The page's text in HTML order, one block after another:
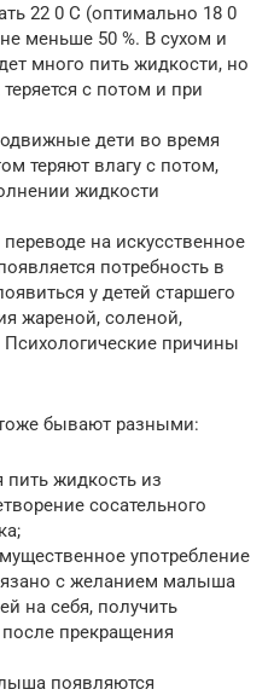
22 0 С (оптимально 18 0
меньше 50 %. В сухом и
много пить жидкости, но
с потом и при
дети во время
теряют влагу с потом,
жидкости
на искусственное
потребность в
у детей старшего
жареной, соленой,
причины
бывают разными:
пить жидкость из
сосательного
употребление
с желанием малыша
на себя, получить
прекращения
появляются